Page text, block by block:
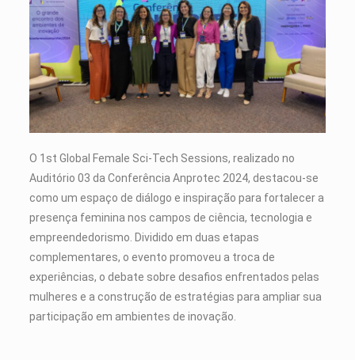
O 1st Global Female Sci-Tech Sessions, realizado no
Auditório 03 da Conferência Anprotec 2024, destacou-se
como um espaço de diálogo e inspiração para fortalecer a
presença feminina nos campos de ciência, tecnologia e
empreendedorismo. Dividido em duas etapas
complementares, o evento promoveu a troca de
experiências, o debate sobre desafios enfrentados pelas
mulheres e a construção de estratégias para ampliar sua
participação em ambientes de inovação.